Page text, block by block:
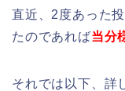
直近、2度あった
たのであれば当分
それでは以下、詳